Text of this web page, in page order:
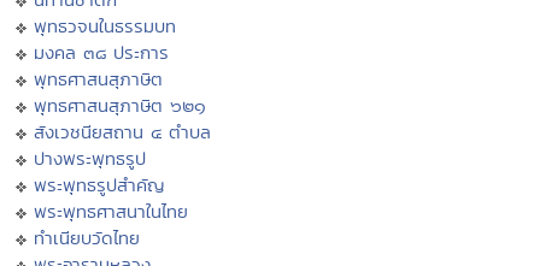
พุทธวจนในธรรมบท
มงคล ๓๘ ประการ
พุทธศาสนสุภาษิต
พุทธศาสนสุภาษิต ๖๒๑
สังเวชนียสถาน ๔ ตำบล
ปางพระพุทธรูป
พระพุทธรูปสำคัญ
พระพุทธศาสนาในไทย
ทำเนียบวัดไทย